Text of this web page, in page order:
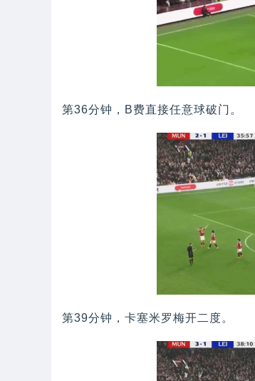
第36分钟，B费直接任意球破门。
第39分钟，卡塞米罗梅开二度。